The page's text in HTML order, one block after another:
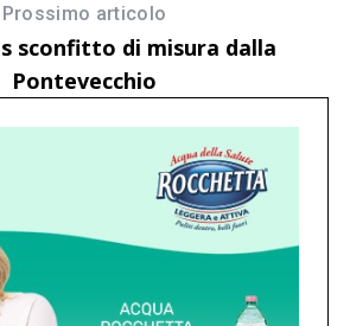
Prossimo articolo
sconfitto di misura dalla
Pontevecchio